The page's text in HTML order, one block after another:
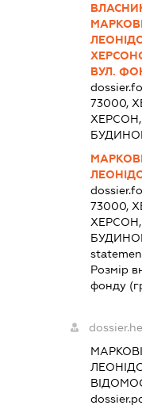
ВУЛ.
73000,
73000,
Розмір
фонду